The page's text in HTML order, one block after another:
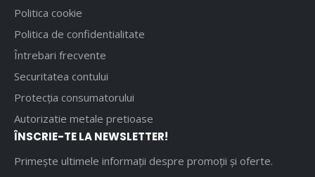
Politica cookie
Politica de confidentialitate
Întrebari frecvente
Securitatea contului
Protecția consumatorului
Autorizatie metale pretioase
ÎNSCRIE-TE LA NEWSLETTER!
Primește ultimele informații despre promoții și oferte.